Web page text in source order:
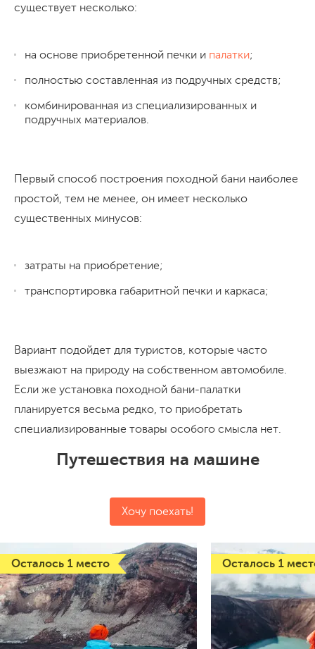
существует несколько:
на основе приобретенной печки и палатки;
полностью составленная из подручных средств;
комбинированная из специализированных и
подручных материалов.
Первый способ построения походной бани наиболее
простой, тем не менее, он имеет несколько
существенных минусов:
затраты на приобретение;
транспортировка габаритной печки и каркаса;
Вариант подойдет для туристов, которые часто
выезжают на природу на собственном автомобиле.
Если же установка походной бани-палатки
планируется весьма редко, то приобретать
специализированные товары особого смысла нет.
Путешествия на машине
Хочу поехать!
Осталось 1 место Осталось 1